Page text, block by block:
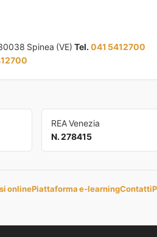
Spinea (VE)Tel. 041 5412700
REA Venezia
N. 278415
onlinePiattaforma e-learningContatti